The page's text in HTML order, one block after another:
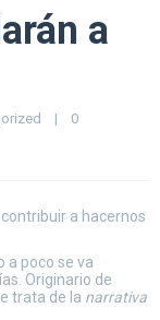
a
|
0
a hacernos
a poco se va
Originario de
trata de la narrativa